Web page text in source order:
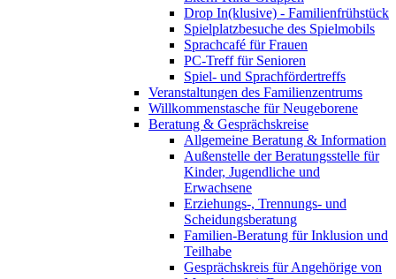
Drop In(klusive) - Familienfrühstück
Spielplatzbesuche des Spielmobils
Sprachcafé für Frauen
PC-Treff für Senioren
Spiel- und Sprachfördertreffs
Veranstaltungen des Familienzentrums
Willkommenstasche für Neugeborene
Beratung & Gesprächskreise
Allgemeine Beratung & Information
Außenstelle der Beratungsstelle für
Kinder, Jugendliche und
Erwachsene
Erziehungs-, Trennungs- und
Scheidungsberatung
Familien-Beratung für Inklusion und
Teilhabe
Gesprächskreis für Angehörige von